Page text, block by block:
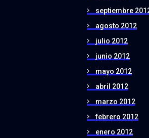
septiembre
agosto 2012
julio 2012
junio 2012
mayo 2012
abril 2012
marzo 2012
febrero 2012
enero 2012